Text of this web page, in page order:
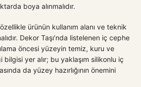
boya alınmalıdır.
ürünün kullanım alanı ve teknik
Dekor Taşı’nda listelenen iç cephe
öncesi yüzeyin temiz, kuru ve
bilgisi yer alır; bu yaklaşım silikonlu iç
da yüzey hazırlığının önemini